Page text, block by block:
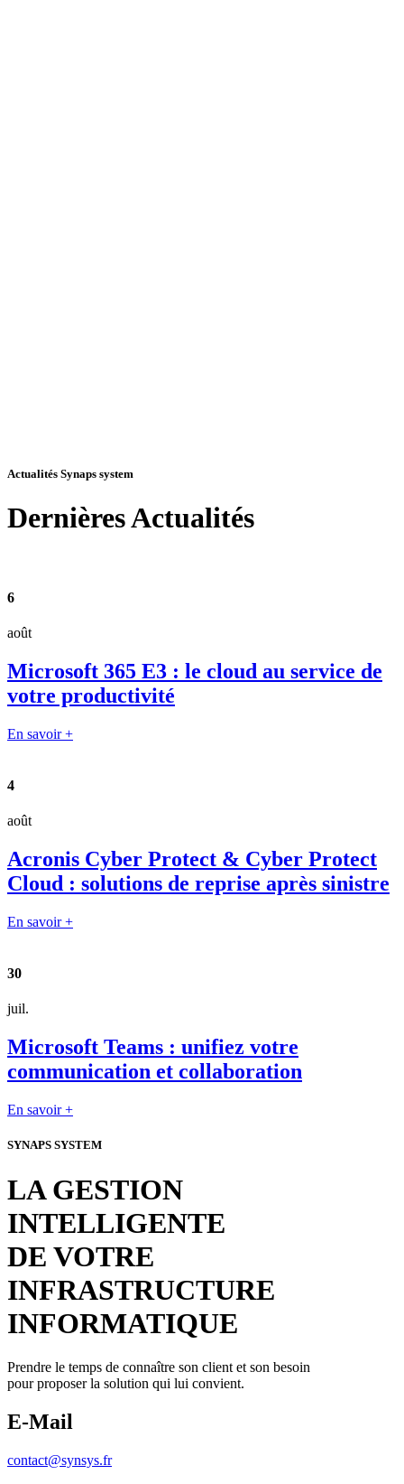
Actualités Synaps system
DernièresActualités
6
août
Microsoft 365 E3 : le cloud au service de
votre productivité
En savoir +
4
août
Acronis Cyber Protect & Cyber Protect
Cloud : solutions de reprise après sinistre
En savoir +
30
juil.
Microsoft Teams : unifiez votre
communication et collaboration
En savoir +
SYNAPS SYSTEM
LA GESTION
INTELLIGENTE
DE VOTRE
INFRASTRUCTURE
INFORMATIQUE
Prendre le temps de connaître son client et son besoin
pour proposer la solution qui lui convient.
E-Mail
contact@synsys.fr